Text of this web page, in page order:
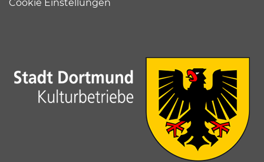
Cookie Einstellungen